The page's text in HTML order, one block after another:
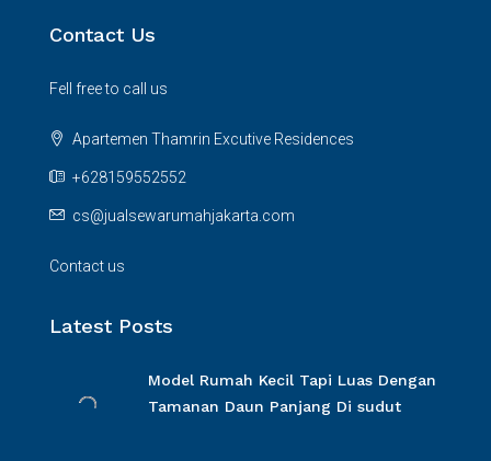
Contact Us
Fell free to call us
Apartemen Thamrin Excutive Residences
+628159552552
cs@jualsewarumahjakarta.com
Contact us
Latest Posts
Model Rumah Kecil Tapi Luas Dengan
Tamanan Daun Panjang Di sudut